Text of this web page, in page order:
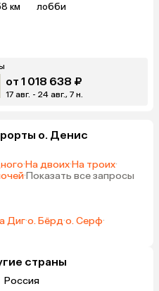
км лобби
от 1 018 638 ₽
17 авг. - 24 авг., 7 н.
о. Денис
·На двоих·На троих·
·Показать все запросы
Диг·о. Бёрд·о. Серф·
страны
Россия